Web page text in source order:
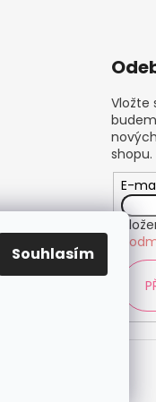
Souhlasím
Vložte
shopu.
E-